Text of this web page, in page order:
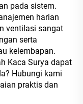
pada sistem.
harian
ventilasi sangat
serta
kelembapan.
Kaca Surya dapat
Hubungi kami
praktis dan